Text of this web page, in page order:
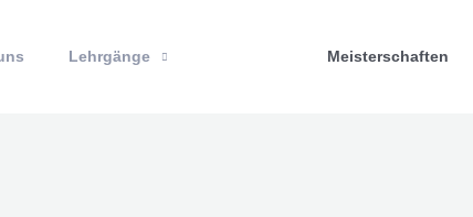
Lehrgänge Meisterschaften